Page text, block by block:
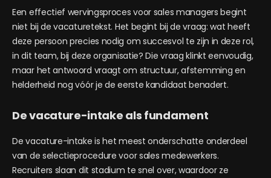
Een effectief wervingsproces voor sales managers begint
niet bij de vacaturetekst. Het begint bij de vraag: wat heeft
deze persoon precies nodig om succesvol te zijn in deze rol,
in dit team, bij deze organisatie? Die vraag klinkt eenvoudig,
maar het antwoord vraagt om structuur, afstemming en
helderheid nog vóór je de eerste kandidaat benadert.
De vacature-intake als fundament
De vacature-intake is het meest onderschatte onderdeel
van de selectieprocedure voor sales medewerkers.
Recruiters slaan dit stadium te snel over, waardoor ze